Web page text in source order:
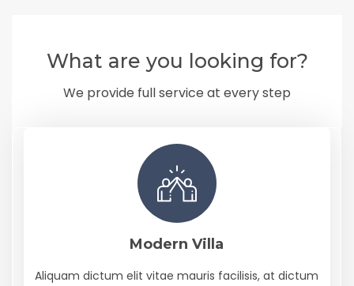
What are you looking for?
We provide full service at every step
Modern Villa
Aliquam dictum elit vitae mauris facilisis, at dictum